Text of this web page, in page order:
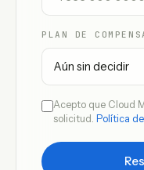
PLAN DE
Acepto que Cloud
solicitud. Política